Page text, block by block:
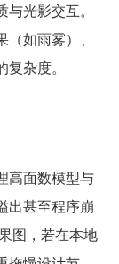
光影交互。
如雨雾）、
杂度。
高面数模型与
出甚至程序崩
图，若在本地